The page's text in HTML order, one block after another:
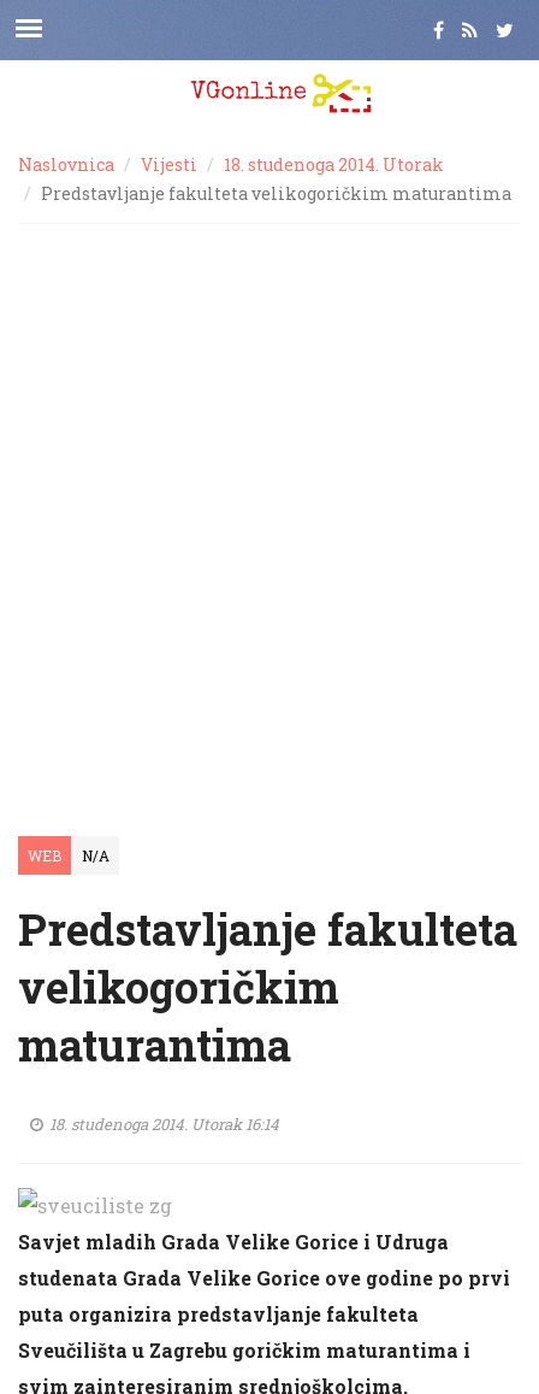
Naslovnica Vijesti
18. studenoga 2014. Utorak
Predstavljanje fakulteta velikogoričkim maturantima
WEB N/A
Predstavljanje fakulteta
velikogoričkim
maturantima
18. studenoga 2014. Utorak 16:14
Savjet mladih Grada Velike Gorice i Udruga
studenata Grada Velike Gorice ove godine po prvi
puta organizira predstavljanje fakulteta
Sveučilišta u Zagrebu goričkim maturantima i
svim zainteresiranim srednjoškolcima.